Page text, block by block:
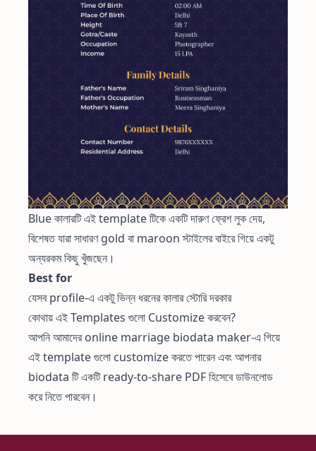
Blue কালারটি এই template টিকে একটি দারুণ ফ্রেশ লুক দেয়,
বিশেষত যারা সাধারণ gold বা maroon স্টাইলের বাইরে গিয়ে একটু
অন্যরকম কিছু খুঁজছেন।
Best for
যেসব profile-এ একটু ভিন্ন ধরনের কালার স্টোরি দরকার
কোথায় এই Templates গুলো Customize করবেন?
আপনি আমাদেরonline marriage biodata maker-এ গিয়ে
এই template গুলো customize করতে পারেন এবং আপনার
biodata টি একটি ready-to-share PDF হিসেবে ডাউনলোড
করে নিতে পারবেন।